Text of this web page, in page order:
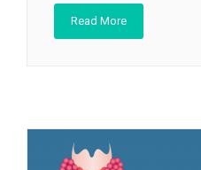
Read More